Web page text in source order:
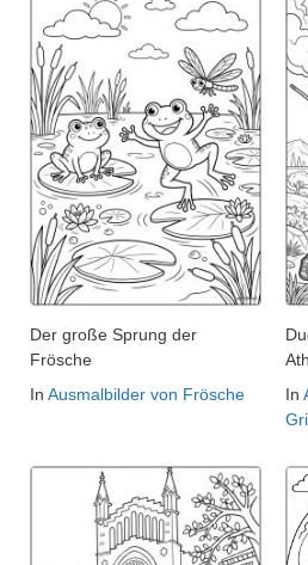
Der große Sprung der
Frösche
In Ausmalbilder von Frösche
In